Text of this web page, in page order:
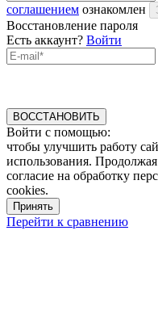
соглашением ознакомлен
Восстановление пароля
Есть аккаунт? Войти
ВОССТАНОВИТЬ
Войти с помощью:
чтобы улучшить работу
использования.
согласие на обработку
cookies.
Принять
Перейти к сравнению